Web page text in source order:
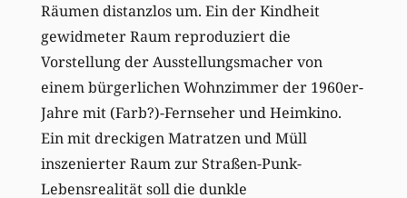
Räumen distanzlos um. Ein der Kindheit
gewidmeter Raum reproduziert die
Vorstellung der Ausstellungsmacher von
einem bürgerlichen Wohnzimmer der 1960er-
Jahre mit (Farb?)-Fernseher und Heimkino.
Ein mit dreckigen Matratzen und Müll
inszenierter Raum zur Straßen-Punk-
Lebensrealität soll die dunkle